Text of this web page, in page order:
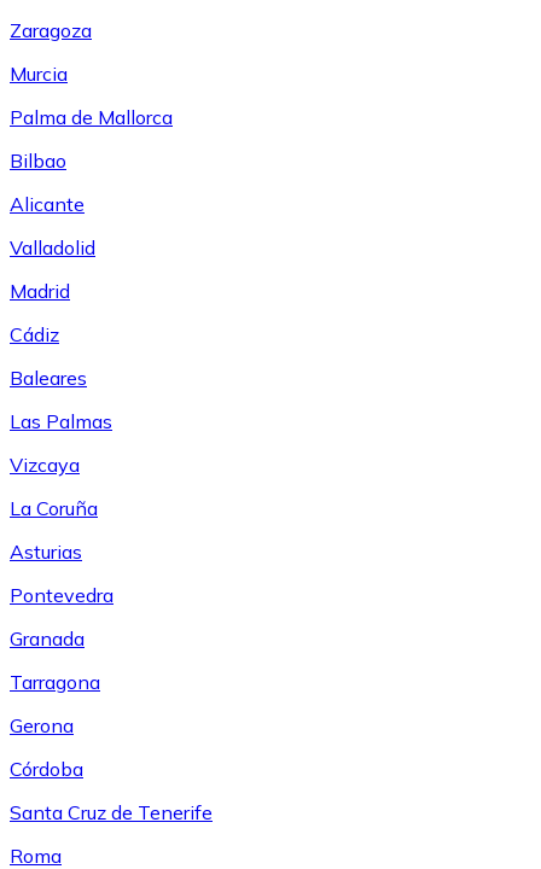
Zaragoza
Murcia
Palma de Mallorca
Bilbao
Alicante
Valladolid
Madrid
Cádiz
Baleares
Las Palmas
Vizcaya
La Coruña
Asturias
Pontevedra
Granada
Tarragona
Gerona
Córdoba
Santa Cruz de Tenerife
Roma